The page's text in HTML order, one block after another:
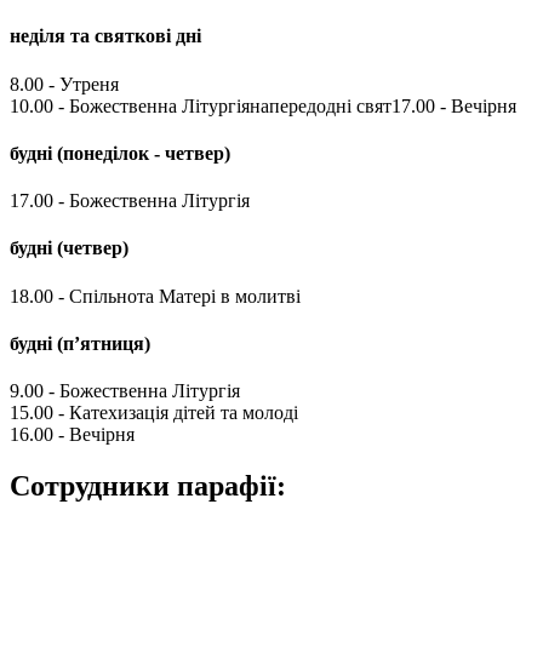
неділя та святкові дні
8.00 - Утреня
10.00 - Божественна Літургіянапередодні свят17.00 - Вечірня
будні (понеділок - четвер)
17.00 - Божественна Літургія
будні (четвер)
18.00 - Спільнота Матері в молитві
будні (п’ятниця)
9.00 - Божественна Літургія
15.00 - Катехизація дітей та молоді
16.00 - Вечірня
Сотрудники парафії: